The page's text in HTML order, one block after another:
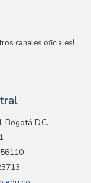
canales oficiales!
D.C.